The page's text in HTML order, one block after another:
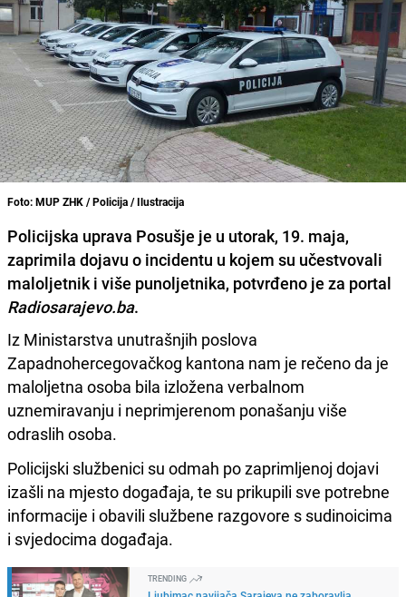
Foto: MUP ZHK / Policija / Ilustracija
Policijska uprava Posušje je u utorak, 19. maja,
zaprimila dojavu o incidentu u kojem su učestvovali
maloljetnik i više punoljetnika, potvrđeno je za portal
Radiosarajevo.ba.
Iz Ministarstva unutrašnjih poslova
Zapadnohercegovačkog kantona nam je rečeno da je
maloljetna osoba bila izložena verbalnom
uznemiravanju i neprimjerenom ponašanju više
odraslih osoba.
Policijski službenici su odmah po zaprimljenoj dojavi
izašli na mjesto događaja, te su prikupili sve potrebne
informacije i obavili službene razgovore s sudinoicima
i svjedocima događaja.
TRENDING